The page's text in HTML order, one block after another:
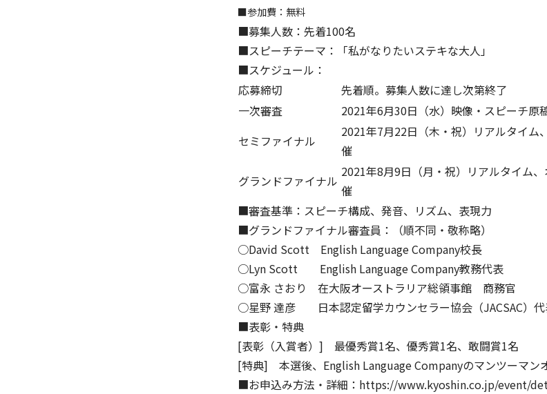
■参加費：無料
■募集人数：先着100名
■スピーチテーマ：「私がなりたいステキな大人」
■スケジュール：
応募締切
先着順。募集人数に達し次第終了
一次審査
2021年6月30日（水）映像・スピーチ原
セミファイナル
2021年7月22日（木・祝）リアルタイム
催
グランドファイナル
2021年8月9日（月・祝）リアルタイム
催
■審査基準：スピーチ構成、発音、リズム、表現力
■グランドファイナル審査員：（順不同・敬称略）
○David Scott English Language Company校長
○Lyn Scott English Language Company教務代表
○富永 さおり 在大阪オーストラリア総領事館 商務官
○星野 達彦 日本認定留学カウンセラー協会（JACSAC）代
■表彰・特典
[表彰（入賞者）] 最優秀賞1名、優秀賞1名、敢闘賞1名
[特典] 本選後、English Language Companyのマンツーマン
■お申込み方法・詳細： https://www.kyoshin.co.jp/event/